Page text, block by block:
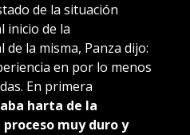
de la situación
inicio de la
la misma, Panza dijo:
en por lo menos
En primera
harta de la
muy duro y